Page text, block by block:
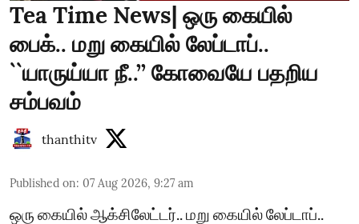
Tea Time News| ஒரு கையில்
பைக்.. மறு கையில் லேப்டாப்..
``யாருய்யா நீ..’’ கோவையே பதறிய
சம்பவம்
thanthitv
Published on: 07 Aug 2026, 9:27 am
ஒரு கையில் ஆக்சிலேட்டர்.. மறு கையில் லேப்டாப்..